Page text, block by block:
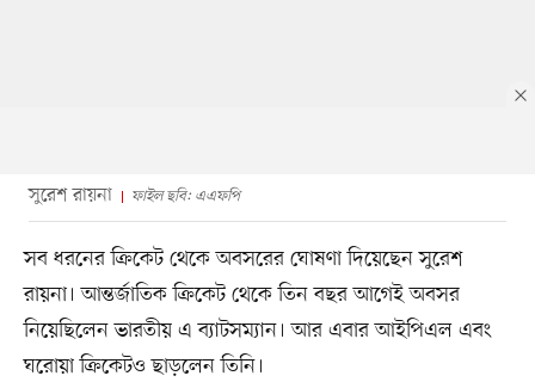
সুরেশ রায়না ফাইল ছবি: এএফপি
সব ধরনের ক্রিকেট থেকে অবসরের ঘোষণা দিয়েছেন সুরেশ
রায়না। আন্তর্জাতিক ক্রিকেট থেকে তিন বছর আগেই অবসর
নিয়েছিলেন ভারতীয় এ ব্যাটসম্যান। আর এবার আইপিএল এবং
ঘরোয়া ক্রিকেটও ছাড়লেন তিনি।